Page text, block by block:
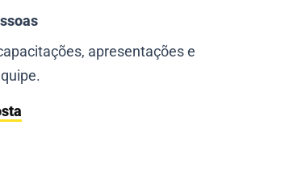
apresentações e